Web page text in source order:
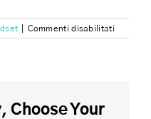
Commenti disabilitatisu
Choose Your